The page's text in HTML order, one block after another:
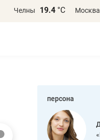
Челны 19.4 °С Москва
персона